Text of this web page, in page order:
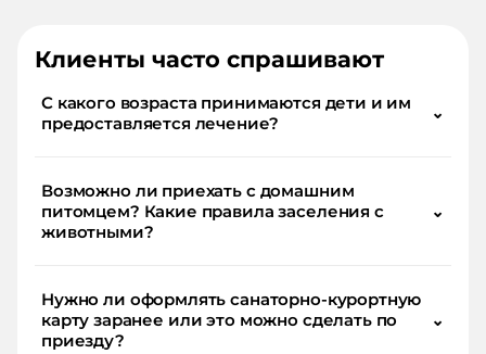
Клиенты часто спрашивают
С какого возраста принимаются дети и им
предоставляется лечение?
⌄
Возможно ли приехать с домашним
питомцем? Какие правила заселения с
животными?
⌄
Нужно ли оформлять санаторно-курортную
карту заранее или это можно сделать по
приезду?
⌄